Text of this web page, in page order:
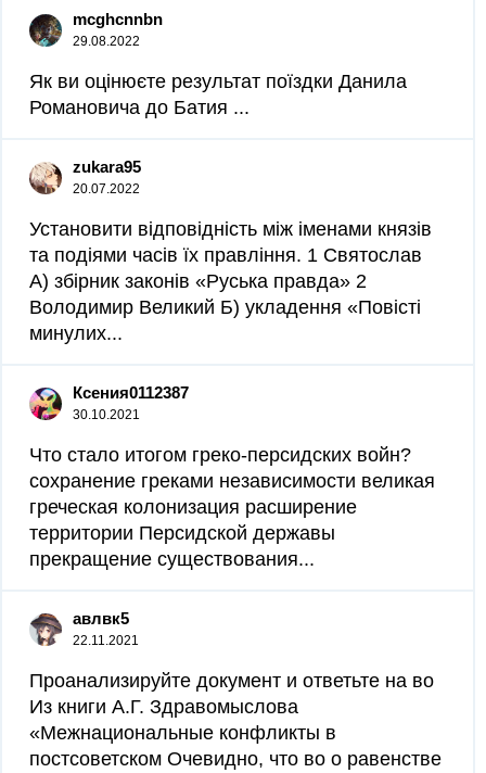
mcghcnnbn
29.08.2022
Як ви оцінюєте результат поїздки Данила
Романовича до Батия ​...
zukara95
20.07.2022
Установити відповідність між іменами князів
та подіями часів їх правління. 1 Святослав
А) збірник законів «Руська правда» 2
Володимир Великий Б) укладення «Повісті
минулих...
Ксения0112387
30.10.2021
Что стало итогом греко-персидских войн?
сохранение греками независимости великая
греческая колонизация расширение
территории Персидской державы
прекращение существования...
авлвк5
22.11.2021
Проанализируйте документ и ответьте на во
Из книги А.Г. Здравомыслова
«Межнациональные конфликты в
постсоветском Очевидно, что во о равенстве